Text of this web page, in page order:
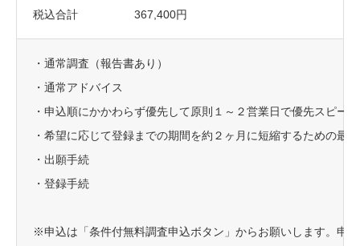
税込合計 367,400円
・通常調査（報告書あり）
・通常アドバイス
・申込順にかかわらず優先して原則１～２営業日で優先スピー
・希望に応じて登録までの期間を約２ヶ月に短縮するための最
・出願手続
・登録手続
※申込は「条件付無料調査申込ボタン」からお願いします。申